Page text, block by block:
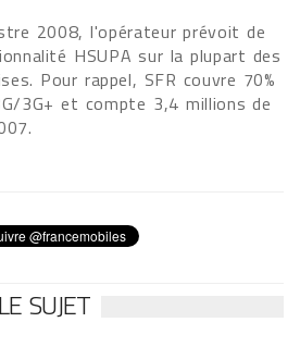
2008, l'opérateur prévoit de
HSUPA sur la plupart des
Pour rappel, SFR couvre 70%
3G+ et compte 3,4 millions de
SUJET